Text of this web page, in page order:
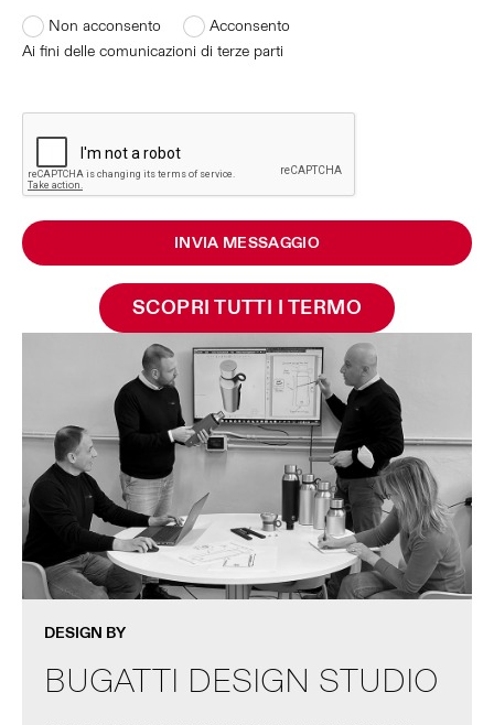
Acconsento
Non acconsento
Ai fini delle comunicazioni di terze parti
INVIA MESSAGGIO
SCOPRI TUTTI I TERMO
DESIGN BY
BUGATTI DESIGN STUDIO